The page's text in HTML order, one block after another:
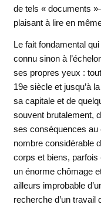
de tels « documents
plaisant à lire en
Le fait fondamental
connu sinon à
ses propres yeux :
19e siècle et jusqu’à
sa capitale et de
souvent brutalement,
ses conséquences au
nombre considérable
corps et biens, parfois
un énorme chômage
ailleurs improbable
recherche d’un travail